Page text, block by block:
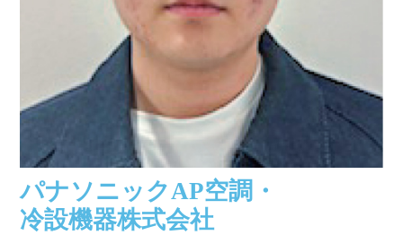
パナソニックAP空調・
冷設機器株式会社